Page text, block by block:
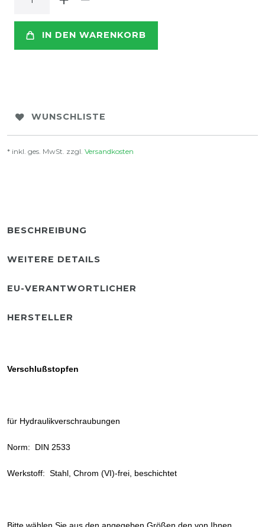
IN DEN WARENKORB
WUNSCHLISTE
* inkl. ges. MwSt. zzgl. Versandkosten
BESCHREIBUNG
WEITERE DETAILS
EU-VERANTWORTLICHER
HERSTELLER
Verschlußstopfen
für Hydraulikverschraubungen
Norm: DIN 2533
Werkstoff: Stahl, Chrom (VI)-frei, beschichtet
Bitte wählen Sie aus den angegeben Größen den von Ihnen